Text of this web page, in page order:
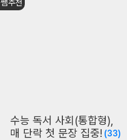
쌤추천
수능 독서 사회(통합형),
매 단락 첫 문장 집중! (33)